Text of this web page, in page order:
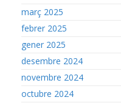
març 2025
febrer 2025
gener 2025
desembre 2024
novembre 2024
octubre 2024